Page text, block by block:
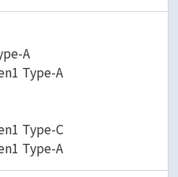
A
Type-A
Type-C
Type-A